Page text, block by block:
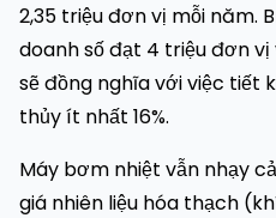
2,35 triệu đơn vị mỗi năm.
doanh số đạt 4 triệu đơn
sẽ đồng nghĩa với việc tiết
thủy ít nhất 16%.
Máy bơm nhiệt vẫn nhạy
giá nhiên liệu hóa thạch